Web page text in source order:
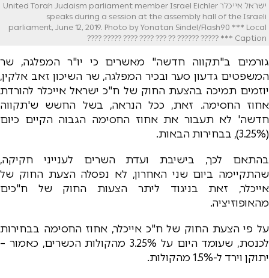
ישראל אייכלר United Torah Judaism parliament member Israel Eichler
speaks during a session at the assembly hall of the Israeli
parliament, June 12, 2019. Photo by Yonatan Sindel/Flash90 *** Local
Caption *** ????? ?????? ?? ??? ???? ???? ????? ????
גורמים ב"תקווה חדשה" מאשרים כי יו"ר המפלגה, שר
המשפטים גדעון סער ובכיר המפלגה, שר השיכון זאב אלקין,
יוזמים תמיכה בהצעת החוק של ח"כ ישראל אייכלר להורדת
אחוז החסימה. זאת, ככל הנראה, בשל החשש ש'תקווה
חדשה' לא תעבור את אחוז החסימה הגבוה הקיים כיום
(3.25%), בבחירות הבאות.
בהתאם לכך, בישיבת ועדת השרים לענייני חקיקה,
שהתקיימה ביום שני האחרון, לא נפסלה הצעת החוק של
אייכלר, זאת בניגוד ליתר הצעות החוק של ח"כים
מהאופוזיציה.
על פי הצעת החוק של ח"כ אייכלר, אחוז החסימה בבחירות
לכנסת, שעומד היום על 3.25% מהקולות הכשרים, כאמור –
יתוקן וירד ל-1.5% מהקולות.